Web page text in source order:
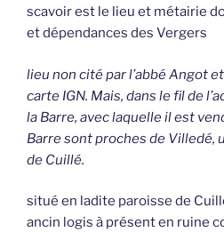
scavoir est le lieu et métairie
et dépendances des Vergers
lieu non cité par l’abbé Angot
carte IGN. Mais, dans le fil de
la Barre, avec laquelle il est
Barre sont proches de Villedé,
de Cuillé.
situé en ladite paroisse de
ancin logis à présent en ruine